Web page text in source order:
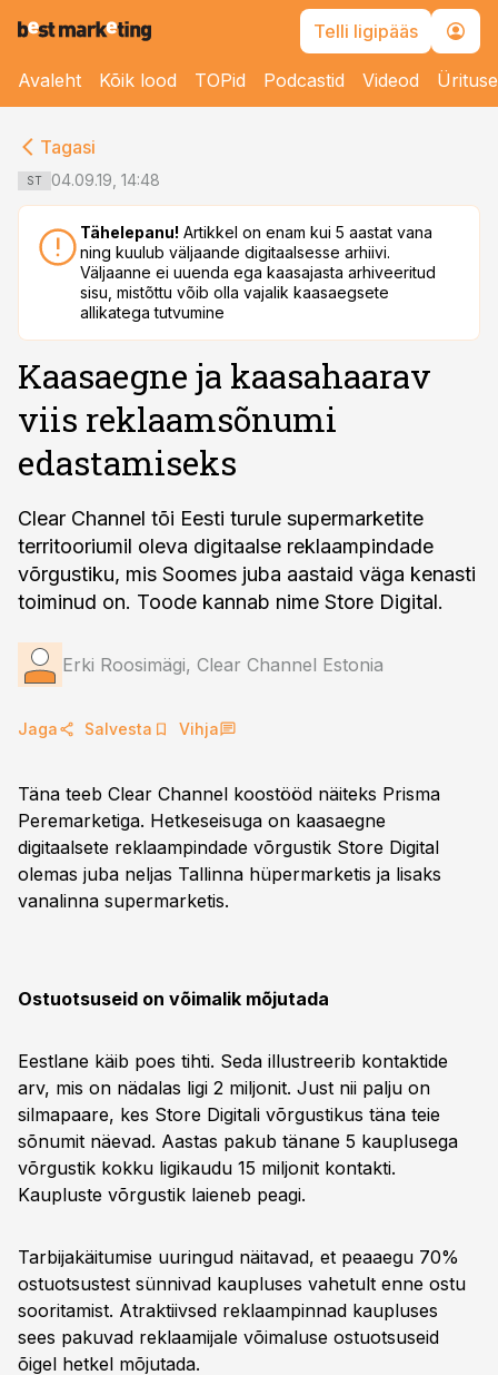
Telli ligipääs
Avaleht Kõik lood TOPid Podcastid Videod
Tagasi
ST 04.09.19, 14:48
Tähelepanu! Artikkel on enam kui 5 aastat vana
ning kuulub väljaande digitaalsesse arhiivi.
Väljaanne ei uuenda ega kaasajasta arhiveeritud
sisu, mistõttu võib olla vajalik kaasaegsete
allikatega tutvumine
Kaasaegne ja kaasahaarav
viis reklaamsõnumi
edastamiseks
Clear Channel tõi Eesti turule supermarketite
territooriumil oleva digitaalse reklaampindade
võrgustiku, mis Soomes juba aastaid väga kenasti
toiminud on. Toode kannab nime Store Digital.
Erki Roosimägi, Clear Channel Estonia
Jaga Salvesta Vihja
Täna teeb Clear Channel koostööd näiteks Prisma
Peremarketiga. Hetkeseisuga on kaasaegne
digitaalsete reklaampindade võrgustik Store Digital
olemas juba neljas Tallinna hüpermarketis ja lisaks
vanalinna supermarketis.
Ostuotsuseid on võimalik mõjutada
Eestlane käib poes tihti. Seda illustreerib kontaktide
arv, mis on nädalas ligi 2 miljonit. Just nii palju on
silmapaare, kes Store Digitali võrgustikus täna teie
sõnumit näevad. Aastas pakub tänane 5 kauplusega
võrgustik kokku ligikaudu 15 miljonit kontakti.
Kaupluste võrgustik laieneb peagi.
Tarbijakäitumise uuringud näitavad, et peaaegu 70%
ostuotsustest sünnivad kaupluses vahetult enne ostu
sooritamist. Atraktiivsed reklaampinnad kaupluses
sees pakuvad reklaamijale võimaluse ostuotsuseid
õigel hetkel mõjutada.